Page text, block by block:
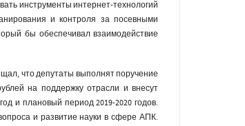
инструменты интернет-технологий
и контроля за посевными
бы обеспечивал взаимодействие
что депутаты выполнят поручение
на поддержку отрасли и внесут
и плановый период 2019-2020 годов.
и развитие науки в сфере АПК.